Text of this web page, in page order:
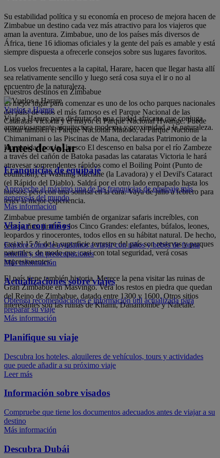
Su estabilidad política y su economía en proceso de mejora hacen de
Zimbabue un destino cada vez más atractivo para los viajeros que
aman la aventura. Zimbabue, uno de los países más diversos de
África, tiene 16 idiomas oficiales y la gente del país es amable y está
siempre dispuesta a ofrecerle consejos sobre sus lugares favoritos.
Los vuelos frecuentes a la capital, Harare, hacen que llegar hasta allí
sea relativamente sencillo y luego será cosa suya el ir o no al
encuentro de la naturaleza.
El mejor lugar para comenzar es uno de los ocho parques nacionales
del país; de ellos el más famoso es el Parque Nacional de las
Cataratas Victoria y el mayor el Parque Nacional Hwange. Puede
visitar también el Parque Nacional Matobo, el Parque Nacional
Chimanimani o las Piscinas de Mana, declaradas Patrimonio de la
Humanidad por la Unesco El descenso en balsa por el río Zambeze
a través del cañón de Batoka pasadas las cataratas Victoria le hará
atravesar sorprendentes rápidos como el Boiling Point (Punto de
ebullición), el Washing Machine (la Lavadora) y el Devil's Cataract
(el Rápido del Diablo). Saldrá por el otro lado empapado hasta los
huesos, pero con una sonrisa en la cara. Vaya de julio a febrero para
tener la mejor experiencia.
Zimbabue presume también de organizar safaris increíbles, con
cebras, ñus, jirafas y los Cinco Grandes: elefantes, búfalos, leones,
leopardos y rinocerontes, todos ellos en su hábitat natural. De hecho,
casi el 15 % de la superficie terrestre del país son reservas y parques
naturales, de modo que, casi con total seguridad, verá cosas
impresionantes.
El país tiene también historia. Merece la pena visitar las ruinas de
Gran Zimbabue en Masvingo. Verá los restos en piedra que quedan
del Reino de Zimbabue, datado entre 1300 y 1600. Otros sitios
interesantes son las ruinas de Khami, Danamombe y Naletale.
Nuestros destinos en Zimbabue
Vuelos a Harare
Viaje a Harare para disfrutar de una ciudad africana que conjuga
armoniosamente arquitectura moderna y proximidad a la naturaleza.
Antes de volar
Franquicias de equipaje
Aproveche al máximo una de las franquicias de equipaje más
generosas del mundo
Más información
Viajar con niños
Explore cómo le ayudamos a viajar con niños y bebés de forma
sencilla y sin preocupaciones
Más información
Actualizaciones sobre viajes
Obtenga recomendaciones e información útil actualizada para
preparar su viaje
Más información
Planifique su viaje
Descubra los hoteles, alquileres de vehículos, tours y actividades
que puede añadir a su próximo viaje
Leer más
Información sobre visados
Compruebe que tiene los documentos adecuados antes de viajar a su
destino
Más información
Descubra Dubái